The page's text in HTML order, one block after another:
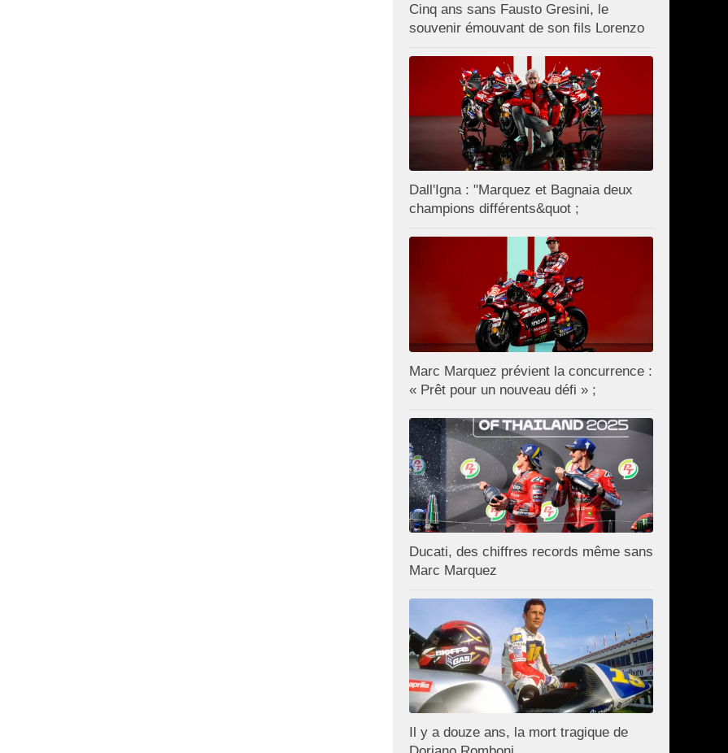
Cinq ans sans Fausto Gresini, le
souvenir émouvant de son fils Lorenzo
Dall'Igna : "Marquez et Bagnaia deux
champions différents&quot ;
Marc Marquez prévient la concurrence :
« Prêt pour un nouveau défi » ;
Ducati, des chiffres records même sans
Marc Marquez
Il y a douze ans, la mort tragique de